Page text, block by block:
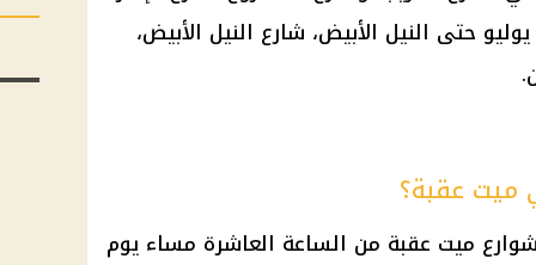
، شارع 26 يوليو حتى النيل الأبيض، شارع النيل الأبيض،
ميت عقبة؟
ميت عقبة من الساعة العاشرة مساء يوم